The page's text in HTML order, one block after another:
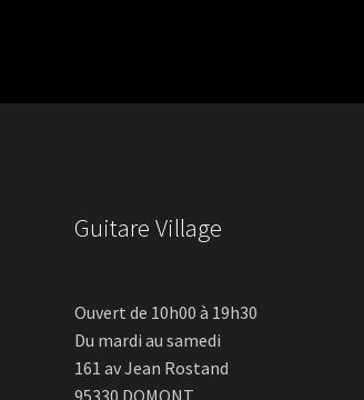
Guitare Village
Ouvert de 10h00 à 19h30
Du mardi au samedi
161 av Jean Rostand